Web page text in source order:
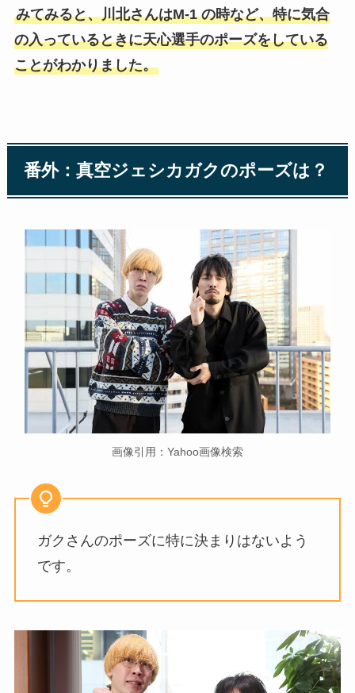
みてみると、川北さんはM-1 の時など、特に気合
の入っているときに天心選手のポーズをしている
ことがわかりました。
番外：真空ジェシカガクのポーズは？
画像引用：Yahoo画像検索
ガクさんのポーズに特に決まりはないよう
です。